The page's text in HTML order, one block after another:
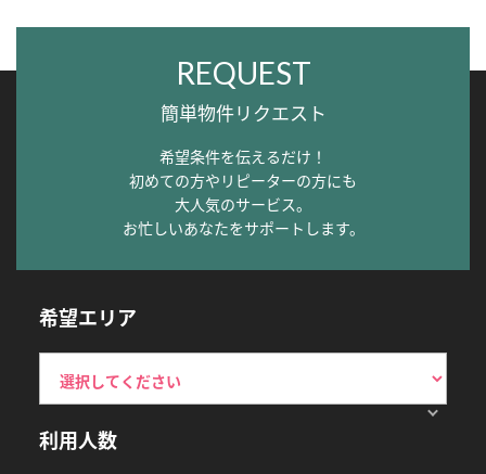
REQUEST
簡単物件リクエスト
希望条件を伝えるだけ！
初めての方やリピーターの方にも
大人気のサービス。
お忙しいあなたをサポートします。
希望エリア
利用人数